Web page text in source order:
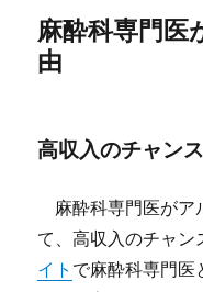
麻酔科専門医
由
高収入のチャンス
麻酔科専門医がア
て、高収入のチャン
イト で麻酔科専門医